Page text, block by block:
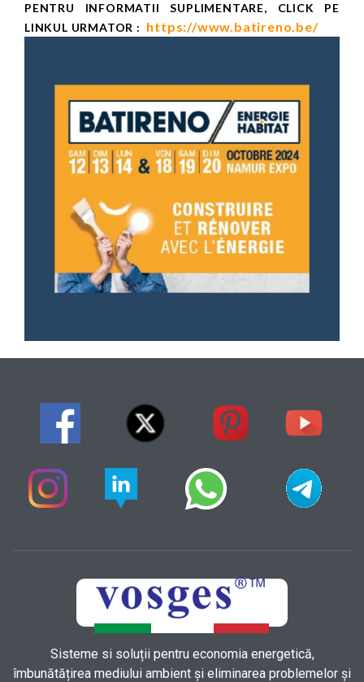
PENTRU INFORMATII SUPLIMENTARE, CLICK PE
LINKUL URMATOR : https://www.batireno.be/
Sisteme si soluții pentru economia energetică,
îmbunătățirea mediului ambient și eliminarea problemelor și